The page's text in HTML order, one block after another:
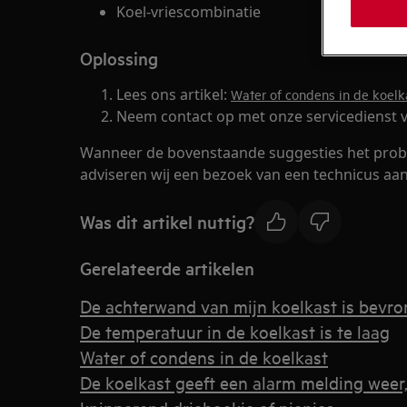
Koel-vriescombinatie
Oplossing
Lees ons artikel: Water of condens in de
Neem contact op met onze servicedienst
Wanneer de bovenstaande suggesties het
adviseren wij een bezoek van een technicus
Was dit artikel nuttig?
Gerelateerde artikelen
De achterwand van mijn koelkast is
De temperatuur in de koelkast is te laag
Water of condens in de koelkast
De koelkast geeft een alarm melding